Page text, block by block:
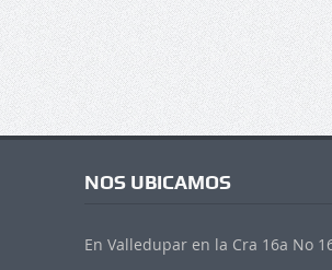
NOS UBICAMOS
En Valledupar en la Cra 16a No